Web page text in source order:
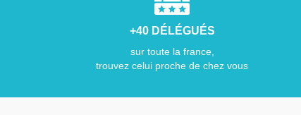
+40 DÉLÉGUÉS
sur toute la france,
trouvez celui proche de chez vous